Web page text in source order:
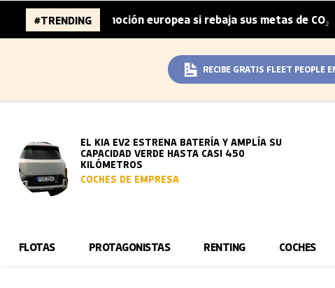
#TRENDING
la automoción europea si rebaja sus metas de CO₂ | La
RECIBE GRATIS FLEET PEOPLE
EL KIA EV2 ESTRENA BATERÍA Y AMPLÍA SU
CAPACIDAD VERDE HASTA CASI 450
KILÓMETROS
COCHES DE EMPRESA
FLOTAS PROTAGONISTAS RENTING COCHES